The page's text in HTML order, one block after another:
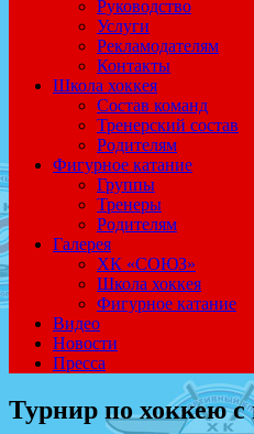
Руководство
Услуги
Рекламодателям
Контакты
Школа хоккея
Состав команд
Тренерский состав
Родителям
Фигурное катание
Группы
Тренеры
Родителям
Галерея
ХК «СОЮЗ»
Школа хоккея
Фигурное катание
Видео
Новости
Пресса
Турнир по хоккею с